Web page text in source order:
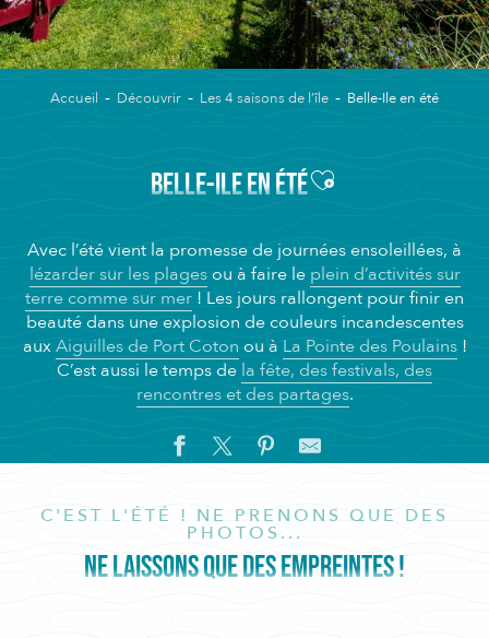
Accueil Découvrir Les 4 saisons de l’île Belle-Ile en été
BELLE-ILE EN ÉTÉAjouter aux
Avec l’été vient la promesse de journées ensoleillées, à
lézarder sur les plagesou à faire le plein d’activités sur
terre comme sur mer ! Les jours rallongent pour finir en
beauté dans une explosion de couleurs incandescentes
auxAiguilles de Port Coton ou à La Pointe des Poulains!
C’est aussi le temps de la fête, des festivals, des
rencontres et des partages.
C'EST L'ÉTÉ ! NE PRENONS QUE DES
PHOTOS...
NE LAISSONS QUE DES EMPREINTES !